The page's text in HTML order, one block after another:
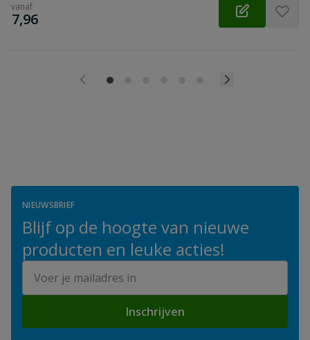
vanaf
€
7,96
NIEUWSBRIEF
Blijf op de hoogte van nieuwe
producten en leuke acties!
Inschrijven